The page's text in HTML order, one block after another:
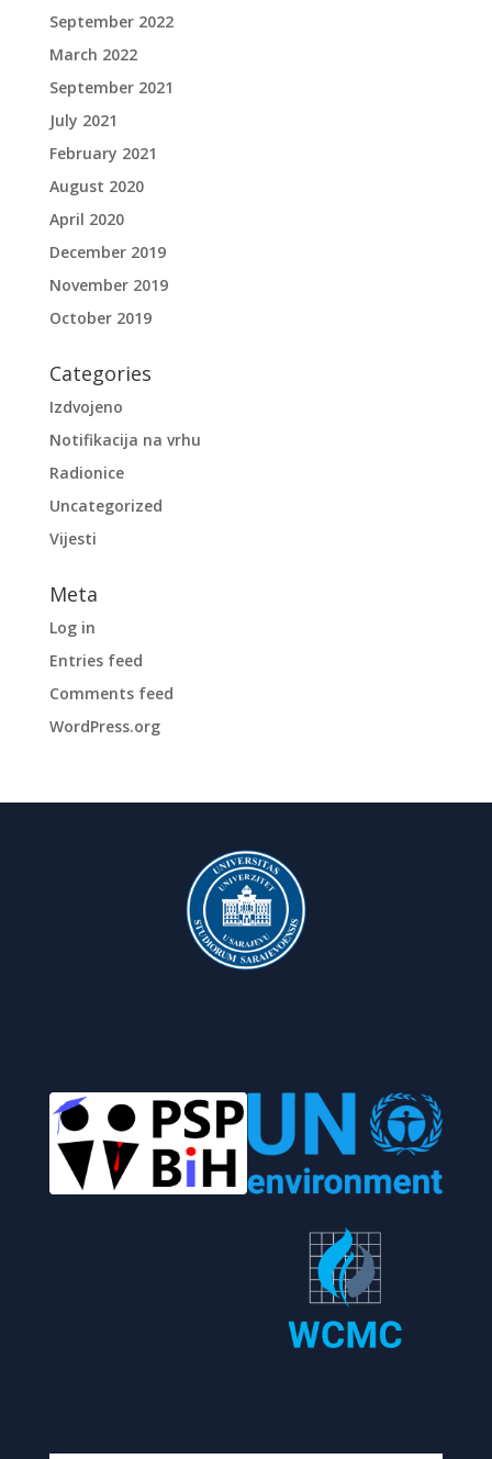
September 2022
March 2022
September 2021
July 2021
February 2021
August 2020
April 2020
December 2019
November 2019
October 2019
Categories
Izdvojeno
Notifikacija na vrhu
Radionice
Uncategorized
Vijesti
Meta
Log in
Entries feed
Comments feed
WordPress.org